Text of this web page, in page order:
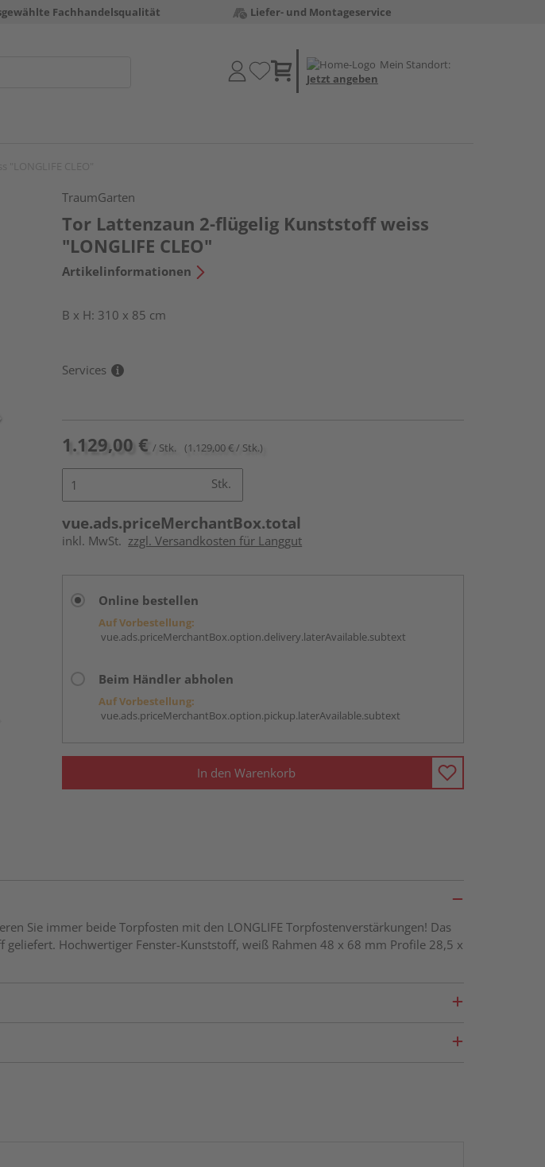
Fachhandelsqualität Liefer- und Montageservice
Mein Standort:
Jetzt angeben
TraumGarten
Tor Lattenzaun 2-flügelig Kunststoff weiss
"LONGLIFE CLEO"
Artikelinformationen
B x H: 310 x 85 cm
Services
1.129,00 € / Stk. (1.129,00 € / Stk.)
Stk.
vue.ads.priceMerchantBox.total
inkl. MwSt. zzgl. Versandkosten für Langgut
Online bestellen
Auf Vorbestellung:
vue.ads.priceMerchantBox.option.delivery.laterAvailable.subtext
Beim Händler abholen
Auf Vorbestellung:
vue.ads.priceMerchantBox.option.pickup.laterAvailable.subtext
In den Warenkorb
Sie immer beide Torpfosten mit den LONGLIFE Torpfostenverstärkungen! Das
Hochwertiger Fenster-Kunststoff, weiß Rahmen 48 x 68 mm Profile 28,5 x